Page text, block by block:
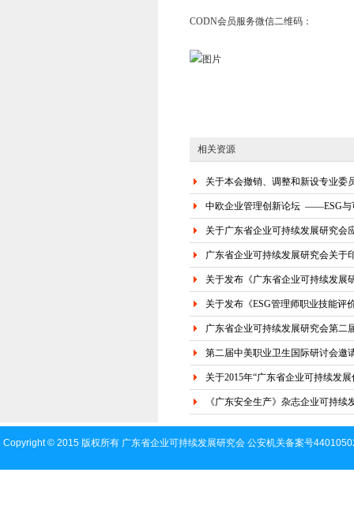
CODN会员服务微信二维码：
相关资源
关于本会撤销、调整和新设专业委
中欧企业管理创新论坛 ——ESG
关于广东省企业可持续发展研究会
广东省企业可持续发展研究会关于
关于发布《广东省企业可持续发展
关于发布《ESG管理师职业技能评
广东省企业可持续发展研究会第二
第二届中美职业卫生国际研讨会邀
关于2015年“广东省企业可持续发
《广东安全生产》杂志企业可持续
Copyright © 2015 版权所有 广东省企业可持续发展研究会 公安机关备案号